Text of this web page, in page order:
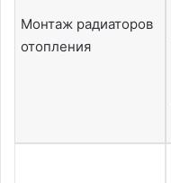
Монтаж радиаторов
отопления